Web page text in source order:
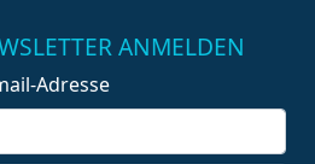
ANMELDEN
Adresse